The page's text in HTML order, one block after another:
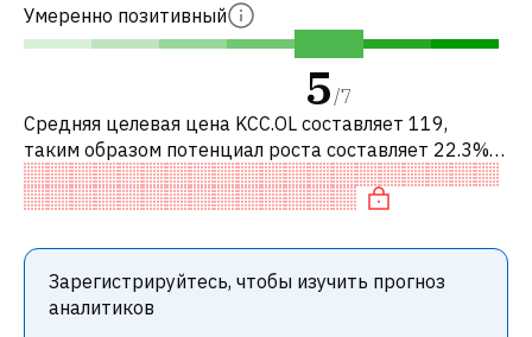
Умеренно позитивный
5 /7
Средняя целевая цена KCC.OL составляет 119,
таким образом потенциал роста составляет 22.3%.
Обычно это означает рекомендацию «ПОКУПАТЬ»
среди инвестиционных компаний или
Зарегистрируйтесь, чтобы изучить прогноз
аналитиков